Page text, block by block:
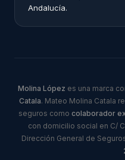
Andalucía.
Molina López es una marca
Catala. Mateo Molina Catala
seguros como colaborador
con domicilio social en C/
Dirección General de